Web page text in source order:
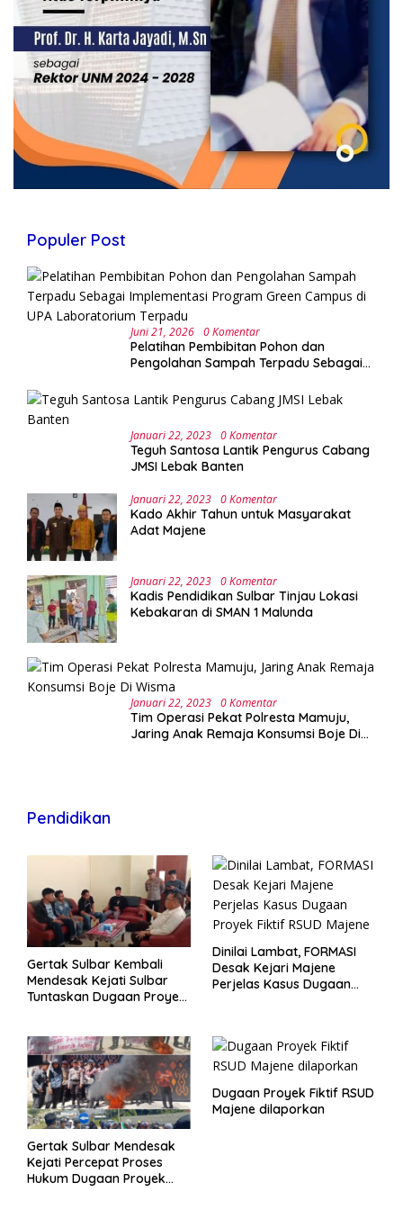
Populer Post
Juni 21, 2026 0 Komentar
Pelatihan Pembibitan Pohon dan
Pengolahan Sampah Terpadu Sebagai
UPA Laboratorium Terpadu
Januari 22, 2023 0 Komentar
Teguh Santosa Lantik Pengurus Cabang
JMSI Lebak Banten
Januari 22, 2023 0 Komentar
Kado Akhir Tahun untuk Masyarakat
Adat Majene
Januari 22, 2023 0 Komentar
Kadis Pendidikan Sulbar Tinjau Lokasi
Kebakaran di SMAN 1 Malunda
Januari 22, 2023 0 Komentar
Tim Operasi Pekat Polresta Mamuju,
Jaring Anak Remaja Konsumsi Boje Di
Pendidikan
Gertak Sulbar Kembali
Mendesak Kejati Sulbar
Tuntaskan Dugaan Proyek
Dinilai Lambat, FORMASI
Desak Kejari Majene
Perjelas Kasus Dugaan
Gertak Sulbar Mendesak
Kejati Percepat Proses
Hukum Dugaan Proyek
Dugaan Proyek Fiktif RSUD
Majene dilaporkan